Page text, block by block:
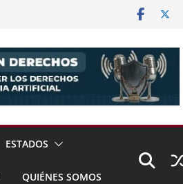
ESTADOS
QUIÉNES SOMOS